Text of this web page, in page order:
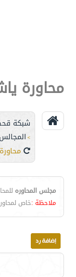
محاورة
شبكة
>
مجلس المحاوره
ملاحظة :خاص